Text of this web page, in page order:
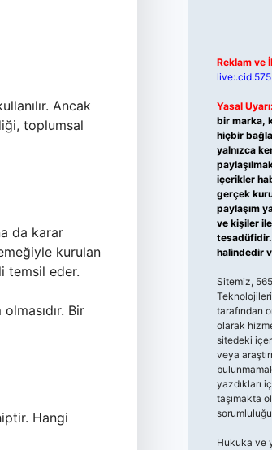
Ancak
toplumsal
da karar
kurulan
temsil eder.
Bir
Hangi
Reklam ve
Yasal Uyarı:
bir marka,
hiçbir
yalnızca
içerikler
gerçek
paylaşım
ve kişiler
halindedir
Sitemiz,
tarafından
olarak
sitedeki
veya
yazdıkları
taşımakta
Hukuka ve